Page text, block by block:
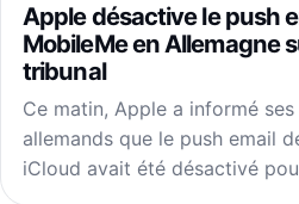
Apple désactive le push
MobileMe en Allemagne
tribunal
Ce matin, Apple a informé
allemands que le push email
iCloud avait été désactivé